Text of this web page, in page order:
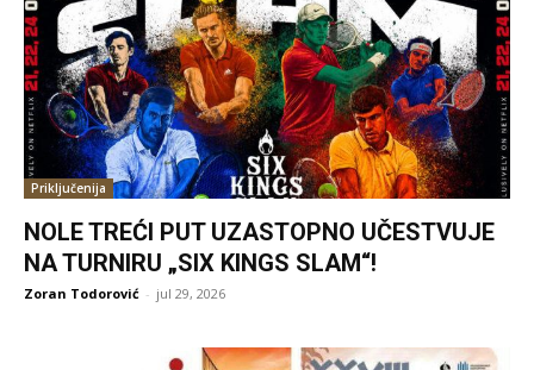
Priključenija
NOLE TREĆI PUT UZASTOPNO UČESTVUJE
NA TURNIRU „SIX KINGS SLAM“!
Zoran Todorović - jul 29, 2026